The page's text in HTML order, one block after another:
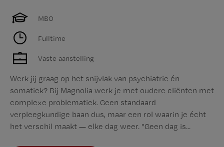
MBO
Fulltime
Vaste aanstelling
Werk jij graag op het snijvlak van psychiatrie én
somatiek? Bij Magnolia werk je met oudere cliënten met
complexe problematiek. Geen standaard
verpleegkundige baan dus, maar een rol waarin je écht
het verschil maakt — elke dag weer. "Geen dag is...